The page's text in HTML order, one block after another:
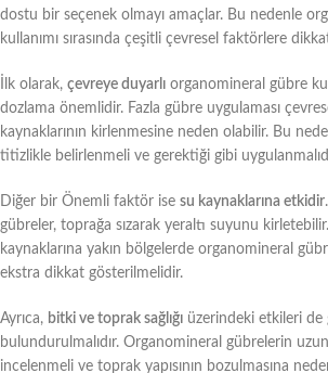
dostu bir seçenek olmayı amaçlar. Bu nedenle
kullanımı sırasında çeşitli çevresel faktörlere
İlk olarak, çevreye duyarlı organomineral gübre
dozlama önemlidir. Fazla gübre uygulaması
kaynaklarının kirlenmesine neden olabilir. Bu
titizlikle belirlenmeli ve gerektiği gibi
Diğer bir Önemli faktör ise su kaynaklarına etkidir
gübreler, toprağa sızarak yeraltı suyunu
kaynaklarına yakın bölgelerde organomineral
ekstra dikkat gösterilmelidir.
Ayrıca, bitki ve toprak sağlığı üzerindeki etkileri de
bulundurulmalıdır. Organomineral gübrelerin
incelenmeli ve toprak yapısının bozulmasına